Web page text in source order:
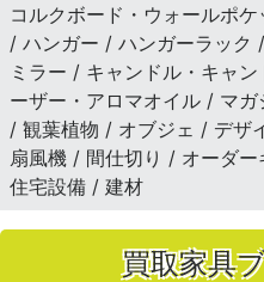
コルクボード・ウォールポ
/ ハンガー / ハンガーラック
ミラー / キャンドル・キャ
ーザー・アロマオイル / マ
/ 観葉植物 / オブジェ / デザ
扇風機 / 間仕切り / オーダ
住宅設備 / 建材
買取家具